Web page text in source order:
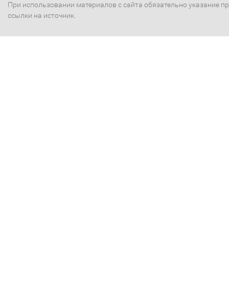
При использовании материалов с сайта обязательно указание
ссылки на источник.